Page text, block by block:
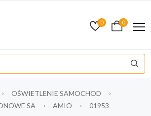
0 0
OŚWIETLENIE SAMOCHOD
SA
AMIO 01953